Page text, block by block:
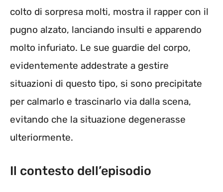
colto di sorpresa molti, mostra il rapper con il
pugno alzato, lanciando insulti e apparendo
molto infuriato. Le sue guardie del corpo,
evidentemente addestrate a gestire
situazioni di questo tipo, si sono precipitate
per calmarlo e trascinarlo via dalla scena,
evitando che la situazione degenerasse
ulteriormente.
Il contesto dell’episodio